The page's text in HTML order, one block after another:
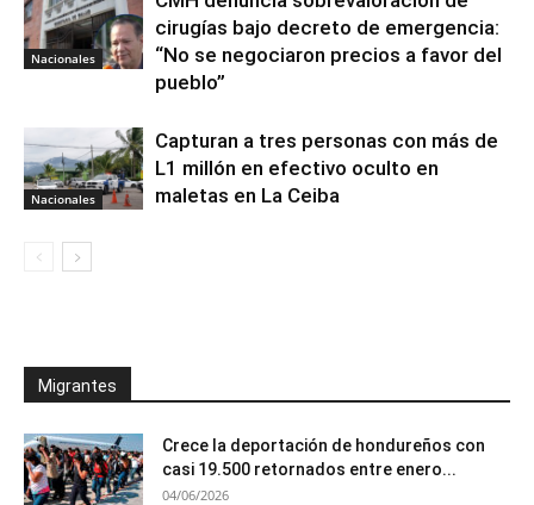
Nacionales
cirugías bajo decreto de emergencia:
“No se negociaron precios a favor del
pueblo”
Nacionales
Capturan a tres personas con más de
L1 millón en efectivo oculto en
maletas en La Ceiba
Migrantes
Crece la deportación de hondureños con
casi 19.500 retornados entre enero...
04/06/2026